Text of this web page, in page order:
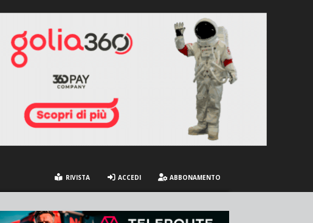
RIVISTA ACCEDI ABBONAMENTO